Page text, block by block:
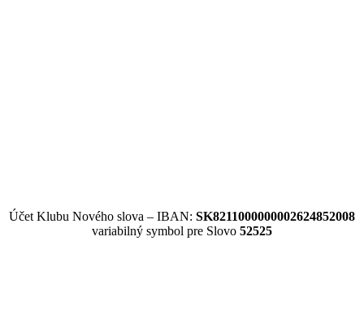
Účet Klubu Nového slova – IBAN: SK8211000000002624852008
variabilný symbol pre Slovo 52525